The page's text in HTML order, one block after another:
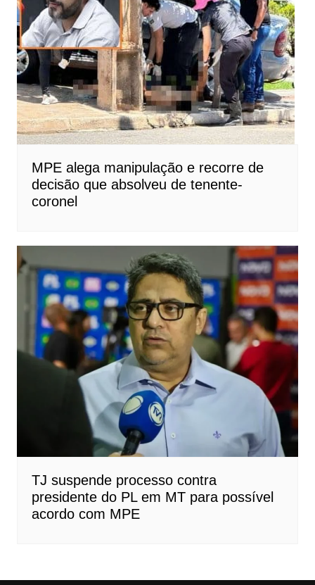
MPE alega manipulação e recorre de
decisão que absolveu de tenente-
coronel
TJ suspende processo contra
presidente do PL em MT para possível
acordo com MPE